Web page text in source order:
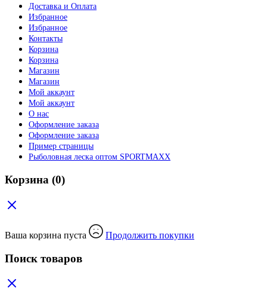
Доставка и Оплата
Избранное
Избранное
Контакты
Корзина
Корзина
Магазин
Магазин
Мой аккаунт
Мой аккаунт
О нас
Оформление заказа
Оформление заказа
Пример страницы
Рыболовная леска оптом SPORTMAXX
Корзина (0)
Ваша корзина пуста Продолжить покупки
Поиск товаров